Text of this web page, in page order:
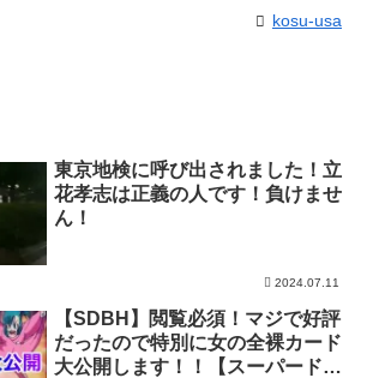
kosu-usa
東京地検に呼び出されました！立
花孝志は正義の人です！負けませ
ん！
2024.07.11
【SDBH】閲覧必須！マジで好評
だったので特別に女の全裸カード
大公開します！！【スーパードラ